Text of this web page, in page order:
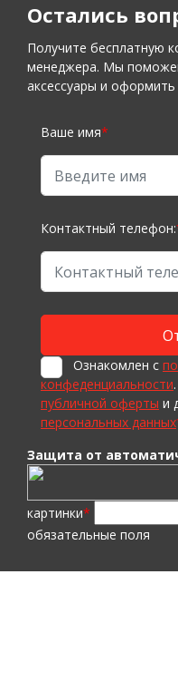
Остались
Получите бесплатную
менеджера. Мы
аксессуары и оформить
Ваше имя*
Контактный телефон:
Ознакомлен с
конфеденциальности
публичной оферты и
персональных данных
Защита от
картинки*
обязательные поля